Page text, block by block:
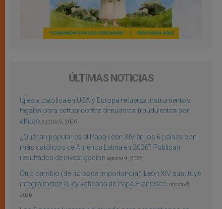
ÚLTIMAS NOTICIAS
Iglesia católica en USA y Europa refuerza instrumentos
legales para actuar contra denuncias fraudulentas por
abuso agosto 9, 2026
¿Qué tan popular es el Papa León XIV en los 6 países con
más católicos de América Latina en 2026? Publican
resultados de investigación agosto 9, 2026
Otro cambio (de no poca importancia): León XIV sustituye
integralmente la ley vaticana de Papa Francisco agosto 8,
2026